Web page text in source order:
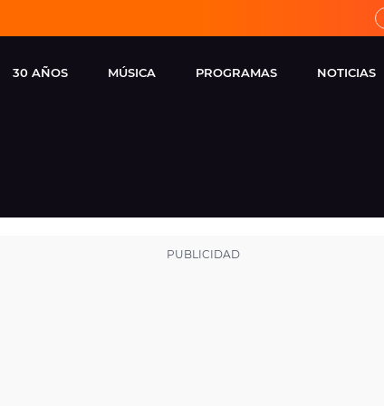
30 AÑOS MÚSICA
FM
PROGRAMAS
VIRALES
NOTICIAS